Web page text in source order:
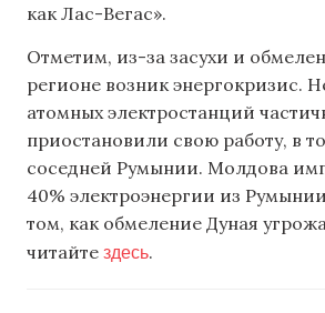
как Лас-Вегас».
Отметим, из-за засухи и
регионе возник энергокризис.
атомных электростанций
приостановили свою работу, в
соседней Румынии. Молдова
40% электроэнергии из
том, как обмеление Дуная
читайте здесь.